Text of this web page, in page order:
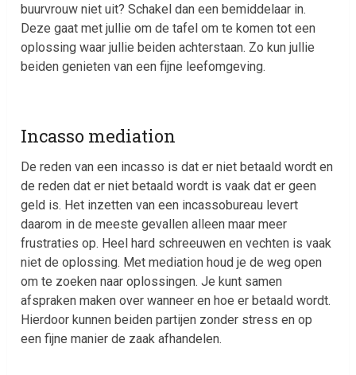
buurvrouw niet uit? Schakel dan een bemiddelaar in.
Deze gaat met jullie om de tafel om te komen tot een
oplossing waar jullie beiden achterstaan. Zo kun jullie
beiden genieten van een fijne leefomgeving.
Incasso mediation
De reden van een incasso is dat er niet betaald wordt en
de reden dat er niet betaald wordt is vaak dat er geen
geld is. Het inzetten van een incassobureau levert
daarom in de meeste gevallen alleen maar meer
frustraties op. Heel hard schreeuwen en vechten is vaak
niet de oplossing. Met mediation houd je de weg open
om te zoeken naar oplossingen. Je kunt samen
afspraken maken over wanneer en hoe er betaald wordt.
Hierdoor kunnen beiden partijen zonder stress en op
een fijne manier de zaak afhandelen.